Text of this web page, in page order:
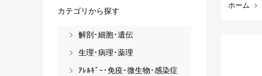
ホーム
カテゴリから探す
解剖･細胞･遺伝
生理･病理･薬理
ｱﾚﾙｷﾞｰ･免疫･微生物･感染症